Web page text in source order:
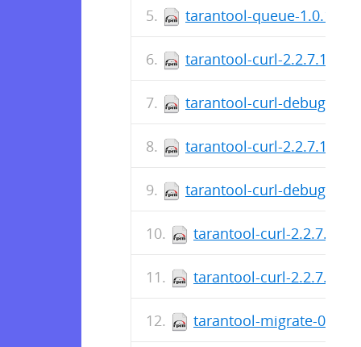
tarantool-queue-1.0.1-
tarantool-curl-2.2.7.1-
tarantool-curl-debuginfo-
tarantool-curl-2.2.7.1-
tarantool-curl-debuginfo-
tarantool-curl-2.2.7.0-
tarantool-curl-2.2.7.0-
tarantool-migrate-0.0.1-